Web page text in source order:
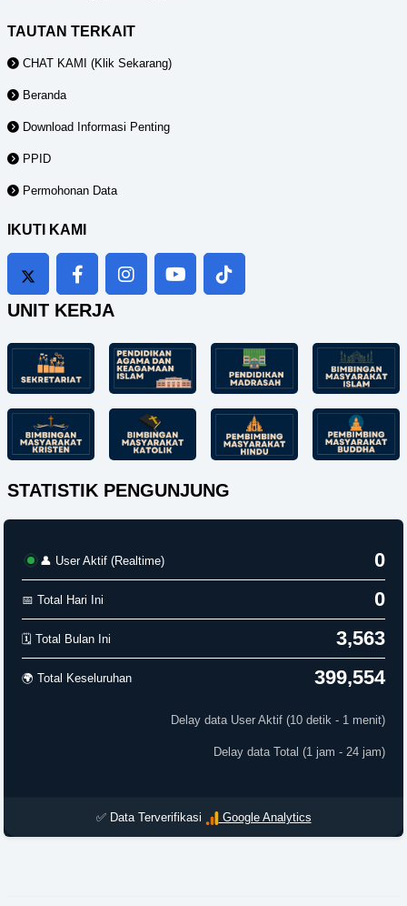
TAUTAN TERKAIT
CHAT KAMI (Klik Sekarang)
Beranda
Download Informasi Penting
PPID
Permohonan Data
IKUTI KAMI
UNIT KERJA
STATISTIK PENGUNJUNG
👤 User Aktif (Realtime) 0
📅 Total Hari Ini 0
🗓️ Total Bulan Ini 3,563
🌍 Total Keseluruhan 399,554
Delay data User Aktif (10 detik - 1 menit)
Delay data Total (1 jam - 24 jam)
✅ Data Terverifikasi Google Analytics